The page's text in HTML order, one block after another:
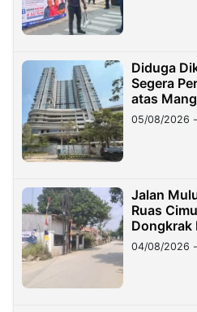
Diduga
Segera
atas
05/08/2026
Jalan
Ruas
Dongkrak
04/08/2026 -